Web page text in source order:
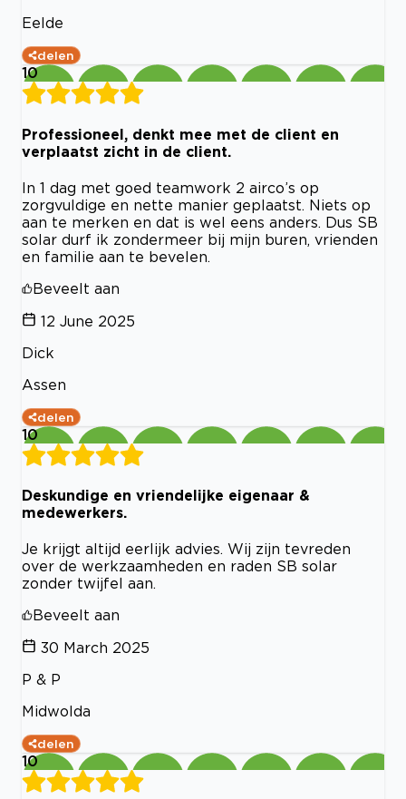
Eelde
delen
10
Professioneel, denkt mee met de client en
verplaatst zicht in de client.
In 1 dag met goed teamwork 2 airco’s op
zorgvuldige en nette manier geplaatst. Niets op
aan te merken en dat is wel eens anders. Dus SB
solar durf ik zondermeer bij mijn buren, vrienden
en familie aan te bevelen.
Beveelt aan
12 June 2025
Dick
Assen
delen
10
Deskundige en vriendelijke eigenaar &
medewerkers.
Je krijgt altijd eerlijk advies. Wij zijn tevreden
over de werkzaamheden en raden SB solar
zonder twijfel aan.
Beveelt aan
30 March 2025
P & P
Midwolda
delen
10